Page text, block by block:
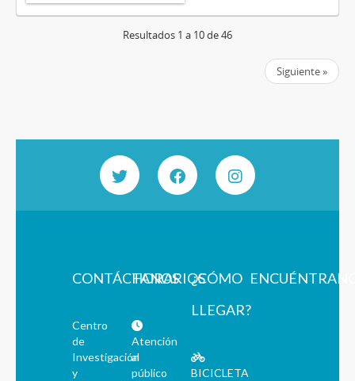
Resultados 1 a 10 de 46
Siguiente »
CONTÁCTANOS
Centro
de
Investigación
y
HORARIOS
Atención
al
público
¿CÓMO
LLEGAR?
BICICLETA